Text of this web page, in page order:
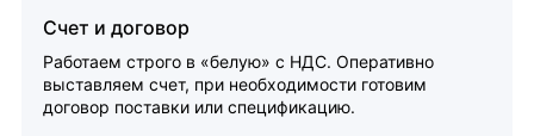
Счет и договор
Работаем строго в «белую» с НДС. Оперативно
выставляем счет, при необходимости готовим
договор поставки или спецификацию.